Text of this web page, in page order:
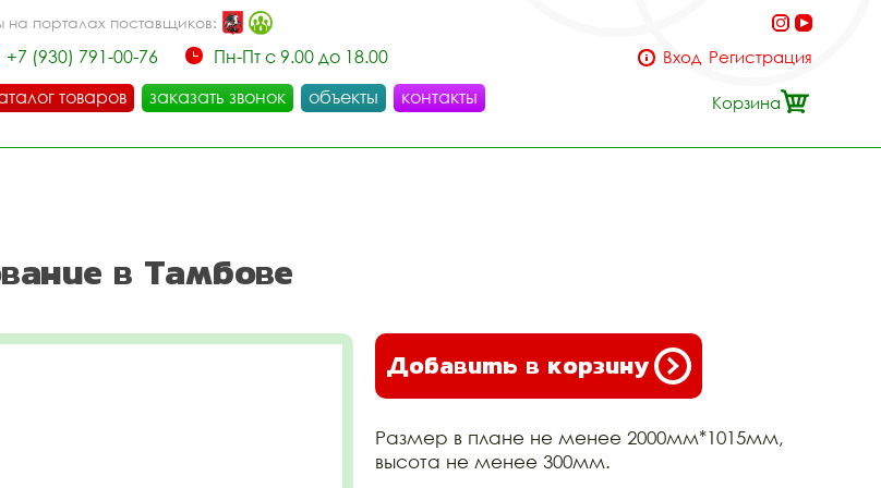
на порталах поставщиков:
+7 (930) 791-00-76
Пн-Пт с 9.00 до 18.00
товаров
заказать звонок объекты контакты
Вход Регистрация
Корзина
в Тамбове
Добавить в корзину
Размер в плане не менее 2000мм*1015мм,
высота не менее 300мм.